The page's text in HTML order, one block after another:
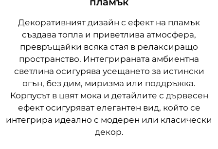
Декоративният дизайн с ефект на пламък
създава топла и приветлива атмосфера,
превръщайки всяка стая в релаксиращо
пространство. Интегрираната амбиентна
светлина осигурява усещането за истински
огън, без дим, миризма или поддръжка.
Корпусът в цвят мока и детайлите с дървесен
ефект осигуряват елегантен вид, който се
интегрира идеално с модерен или класически
декор.